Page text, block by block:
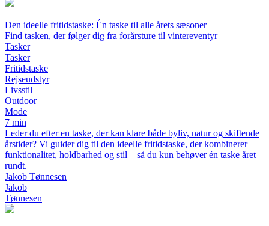
Den ideelle fritidstaske: Én taske til alle årets sæsoner
Find tasken, der følger dig fra forårsture til vintereventyr
Tasker
Tasker
Fritidstaske
Rejseudstyr
Livsstil
Outdoor
Mode
7 min
Leder du efter en taske, der kan klare både byliv, natur og skiftende
årstider? Vi guider dig til den ideelle fritidstaske, der kombinerer
funktionalitet, holdbarhed og stil – så du kun behøver én taske året
rundt.
Jakob Tønnesen
Jakob
Tønnesen